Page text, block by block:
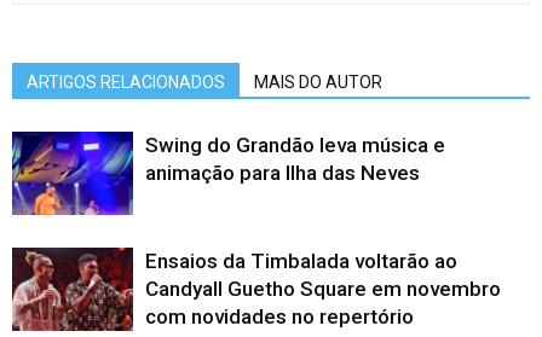
ARTIGOS RELACIONADOS MAIS DO AUTOR
Swing do Grandão leva música e
animação para Ilha das Neves
Ensaios da Timbalada voltarão ao
Candyall Guetho Square em novembro
com novidades no repertório